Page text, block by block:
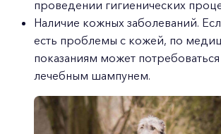
проведении гигиенических
Наличие кожных заболеваний.
есть проблемы с кожей, по
показаниям может
лечебным шампунем.